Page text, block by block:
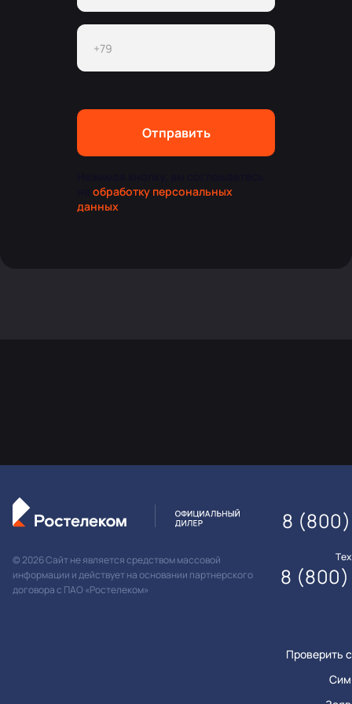
Отправить
обработку персональных
данных
© 2026 Сайт не является средством массовой
информации и действует на основании партнерского
договора с ПАО «Ростелеком»
Проверить
8
8